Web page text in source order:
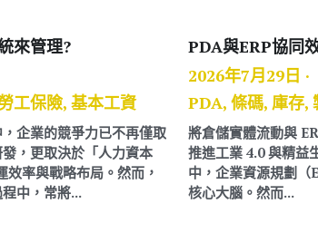
來管理?
工保險, 基本工資
企業的競爭力已不再僅取
，更取決於「人力資本
率與戰略布局。然而，
中，常將...
PDA與ERP協同
2026年7月29日 ·
PDA, 條碼, 庫存,
將倉儲實體流動與
推進工業 4.0 與精
中，企業資源規劃（
核心大腦。然而...